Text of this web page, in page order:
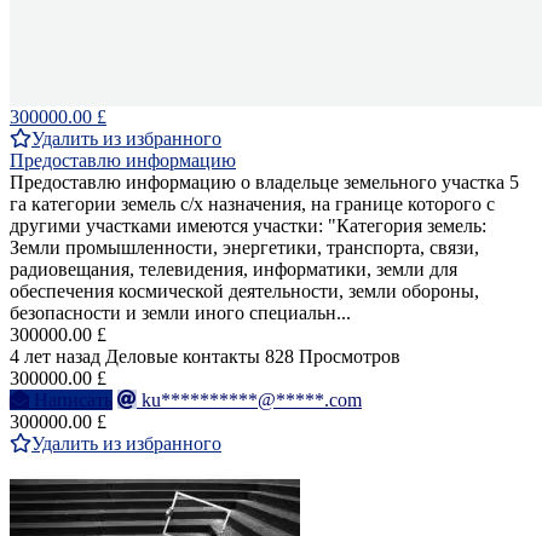
300000.00 £
Удалить из избранного
Предоставлю информацию
Предоставлю информацию о владельце земельного участка 5
га категории земель с/х назначения, на границе которого с
другими участками имеются участки: "Категория земель:
Земли промышленности, энергетики, транспорта, связи,
радиовещания, телевидения, информатики, земли для
обеспечения космической деятельности, земли обороны,
безопасности и земли иного специальн...
300000.00 £
4 лет назад Деловые контакты 828 Просмотров
300000.00 £
Написать
ku**********@*****.com
300000.00 £
Удалить из избранного